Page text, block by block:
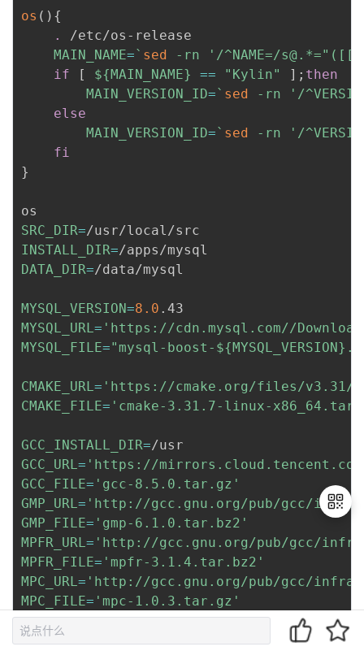
os ( ) {
.
/etc/os-release
MAIN_NAME=` sed -rn
'/^NAME=/
if
[ ${MAIN_NAME} == "Kylin" ] ; then
MAIN_VERSION_ID=` sed -rn
'/
else
MAIN_VERSION_ID=` sed -rn
'/
fi
}
SRC_DIR=
INSTALL_DIR=
DATA_DIR=/data/mysql
MYSQL_VERSION=8.0
MYSQL_URL = 'https://cdn.mysql.com//
MYSQL_FILE="mysql-boost- ${MYSQL_VERSION}
CMAKE_URL = 'https://cmake.org/files/v3.31/'
CMAKE_FILE= 'cmake-3.31.7-linux-
GCC_INSTALL_DIR=
GCC_URL = 'https://
GCC_FILE= 'gcc-8.5.0.tar.gz'
GMP_URL = 'http://gcc.gnu.org/pub/gcc/
GMP_FILE= 'gmp-6.1.0.tar.bz2'
MPFR_URL = 'http://gcc.gnu.org/pub/gcc/
MPFR_FILE= 'mpfr-3.1.4.tar.bz2'
MPC_URL = 'http://gcc.gnu.org/pub/gcc/
MPC_FILE= 'mpc-1.0.3.tar.gz'
ISL_URL='http://gcc.gnu.org/pub/gcc/
ISL_FILE